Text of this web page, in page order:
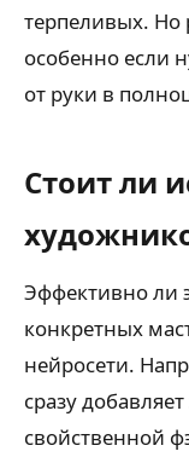
терпеливых. Но
особенно если
от руки в
Стоит ли
Эффективно ли
конкретных
нейросети.
сразу
свойственной